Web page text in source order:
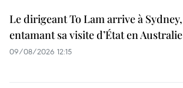
Le dirigeant To Lam arrive à Sydney,
entamant sa visite d’État en Australie
09/08/2026 12:15